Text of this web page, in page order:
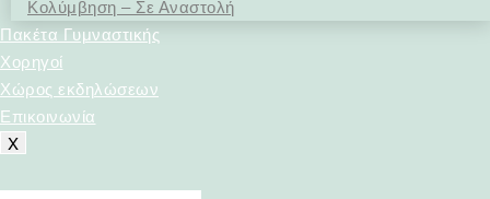
Κολύμβηση – Σε Αναστολή
Πακέτα Γυμναστικής
Χορηγοί
Χώρος εκδηλώσεων
Επικοινωνία
X